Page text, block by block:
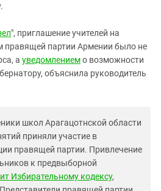
", приглашение учителей на
правящей партии Армении было не
а уведомлениемо возможности
объяснила руководитель
школ Арагацотнской области
приняли участие в
правящей партии. Привлечение
к предвыборной
Избирательному кодексу,